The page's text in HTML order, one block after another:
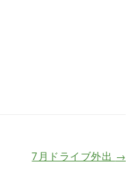
7月ドライブ外出 →